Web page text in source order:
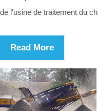
de l'usine de traitement du
Read More